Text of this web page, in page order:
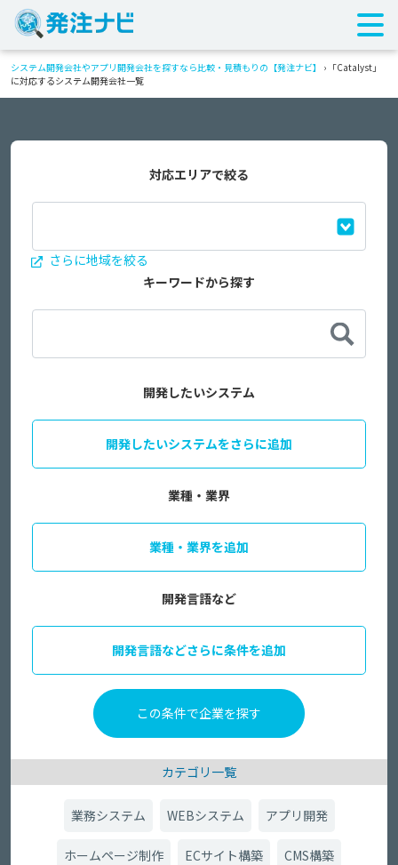
システム開発会社やアプリ開発会社を探すなら比較・見積もりの【発注ナビ】 › 「Catalyst」
に対応するシステム開発会社一覧
対応エリアで絞る
さらに地域を絞る
キーワードから探す
開発したいシステム
開発したいシステムをさらに追加
業種・業界
業種・業界を追加
開発言語など
開発言語などさらに条件を追加
カテゴリ一覧
業務システム WEBシステム アプリ開発
ホームページ制作 ECサイト構築 CMS構築